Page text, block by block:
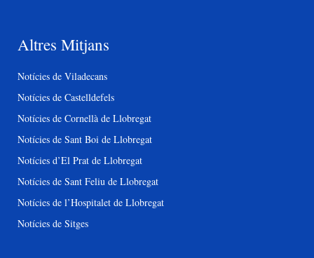
Altres Mitjans
Notícies de Viladecans
Notícies de Castelldefels
Notícies de Cornellà de Llobregat
Notícies de Sant Boi de Llobregat
Notícies d’El Prat de Llobregat
Notícies de Sant Feliu de Llobregat
Notícies de l’Hospitalet de Llobregat
Notícies de Sitges